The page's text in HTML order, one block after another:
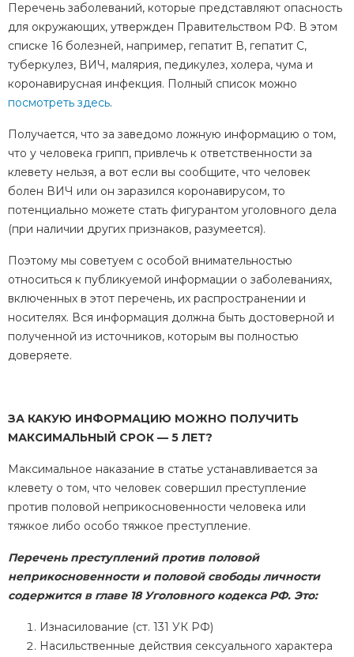
Перечень заболеваний, которые представляют опасность
для окружающих, утвержден Правительством РФ. В этом
списке 16 болезней, например, гепатит В, гепатит С,
туберкулез, ВИЧ, малярия, педикулез, холера, чума и
коронавирусная инфекция. Полный список можно
посмотреть здесь.
Получается, что за заведомо ложную информацию о том,
что у человека грипп, привлечь к ответственности за
клевету нельзя, а вот если вы сообщите, что человек
болен ВИЧ или он заразился коронавирусом, то
потенциально можете стать фигурантом уголовного дела
(при наличии других признаков, разумеется).
Поэтому мы советуем с особой внимательностью
относиться к публикуемой информации о заболеваниях,
включенных в этот перечень, их распространении и
носителях. Вся информация должна быть достоверной и
полученной из источников, которым вы полностью
доверяете.
ЗА КАКУЮ ИНФОРМАЦИЮ МОЖНО ПОЛУЧИТЬ
МАКСИМАЛЬНЫЙ СРОК — 5 ЛЕТ?
Максимальное наказание в статье устанавливается за
клевету о том, что человек совершил преступление
против половой неприкосновенности человека или
тяжкое либо особо тяжкое преступление.
Перечень преступлений против половой
неприкосновенности и половой свободы личности
содержится в главе 18 Уголовного кодекса РФ. Это:
Изнасилование (ст. 131 УК РФ)
Насильственные действия сексуального характера